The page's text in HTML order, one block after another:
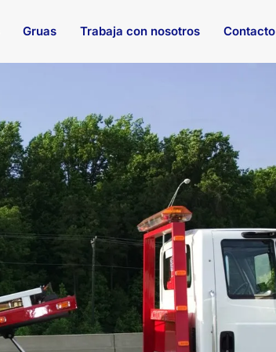
Gruas Trabaja con nosotros Contacto